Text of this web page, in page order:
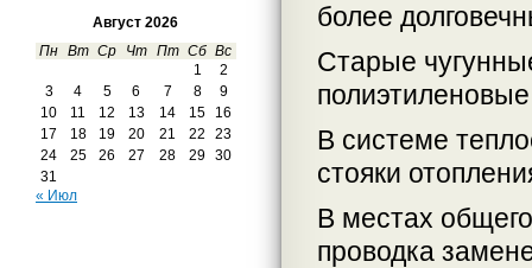
Август 2026
Пн Вт Ср Чт Пт Сб Вс
1
2
3
4 5 6 7 8
9
10
11 12 13 14 15
16
17
18 19 20 21 22
23
24
25 26 27 28 29
30
31
« Июл
более
Старые
В системе
стояки
В местах
проводка